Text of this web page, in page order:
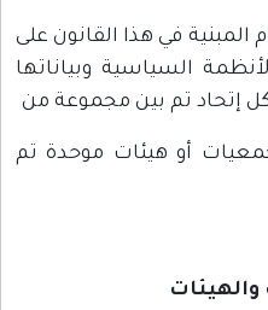
المبنية في هذا القانون على
السياسية وبياناتها
إتحاد تم بين مجموعة من
أو هيئات موحدة تم